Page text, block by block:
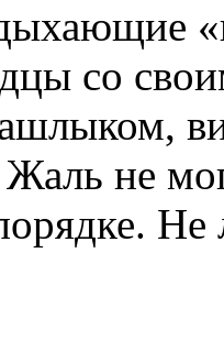
со
не